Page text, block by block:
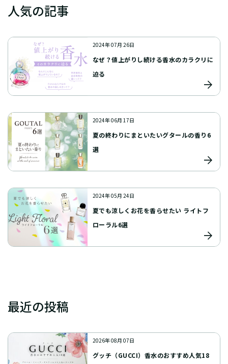
人気の記事
2024年 07月 26日
なぜ？値上がりし続ける香水のカラクリに
迫る
2024年 06月 17日
夏の終わりにまといたいグタールの香り6
選
2024年 05月 24日
夏でも涼しくお花を香らせたい ライトフ
ローラル6選
最近の投稿
2026年 08月 07日
グッチ（GUCCI）香水のおすすめ人気18